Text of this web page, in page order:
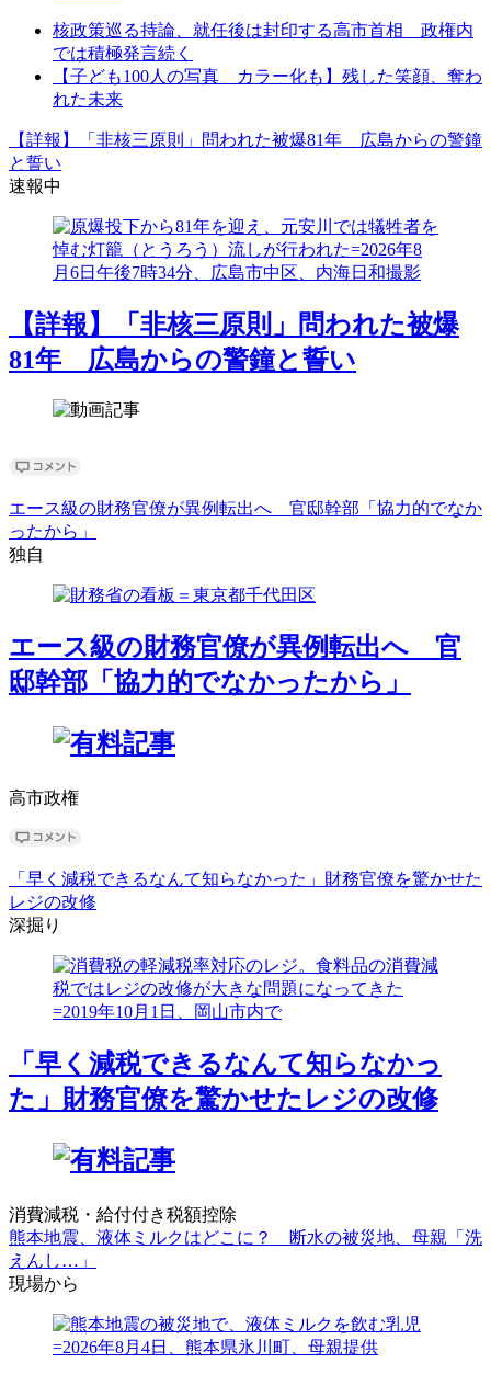
核政策巡る持論、就任後は封印する高市首相 政権内
では積極発言続く
【子ども100人の写真 カラー化も】残した笑顔、奪わ
れた未来
【詳報】「非核三原則」問われた被爆81年 広島からの警鐘
と誓い
速報中
【詳報】「非核三原則」問われた被爆
81年 広島からの警鐘と誓い
エース級の財務官僚が異例転出へ 官邸幹部「協力的でなか
ったから」
独自
エース級の財務官僚が異例転出へ 官
邸幹部「協力的でなかったから」
高市政権
「早く減税できるなんて知らなかった」財務官僚を驚かせた
レジの改修
深掘り
「早く減税できるなんて知らなかっ
た」財務官僚を驚かせたレジの改修
消費減税・給付付き税額控除
熊本地震、液体ミルクはどこに？ 断水の被災地、母親「洗
えんし…」
現場から